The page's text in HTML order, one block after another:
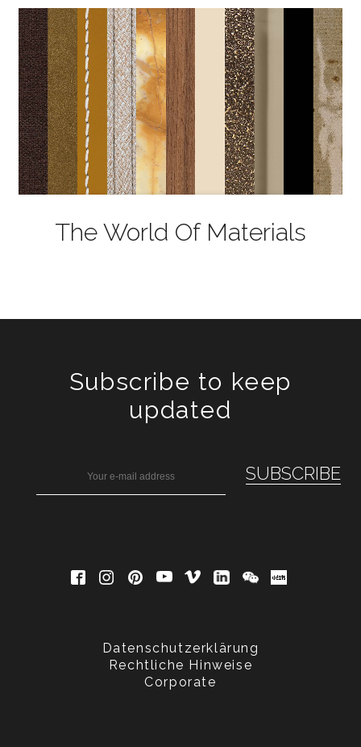
The World Of Materials
Subscribe to keep
updated
Datenschutzerklärung
Rechtliche Hinweise
Corporate